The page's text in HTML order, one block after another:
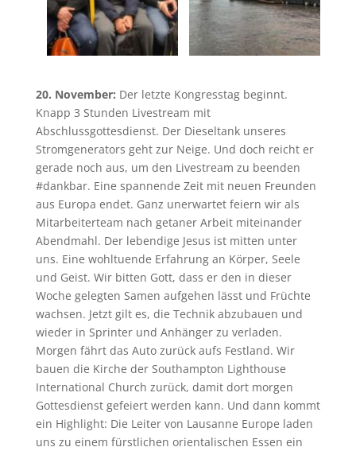
20. November: Der letzte Kongresstag beginnt.
Knapp 3 Stunden Livestream mit
Abschlussgottesdienst. Der Dieseltank unseres
Stromgenerators geht zur Neige. Und doch reicht er
gerade noch aus, um den Livestream zu beenden
#dankbar. Eine spannende Zeit mit neuen Freunden
aus Europa endet. Ganz unerwartet feiern wir als
Mitarbeiterteam nach getaner Arbeit miteinander
Abendmahl. Der lebendige Jesus ist mitten unter
uns. Eine wohltuende Erfahrung an Körper, Seele
und Geist. Wir bitten Gott, dass er den in dieser
Woche gelegten Samen aufgehen lässt und Früchte
wachsen. Jetzt gilt es, die Technik abzubauen und
wieder in Sprinter und Anhänger zu verladen.
Morgen fährt das Auto zurück aufs Festland. Wir
bauen die Kirche der Southampton Lighthouse
International Church zurück, damit dort morgen
Gottesdienst gefeiert werden kann. Und dann kommt
ein Highlight: Die Leiter von Lausanne Europe laden
uns zu einem fürstlichen orientalischen Essen ein